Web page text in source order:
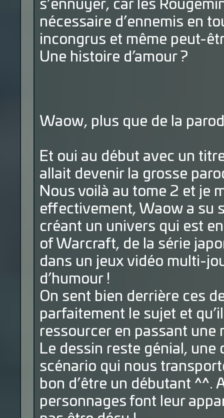
s’ennuyer, car les
nécessaire d’ennemis en
incongrus et même peut-
Une histoire d’amour ?
Waow, plus que de la
Et oui au début avec un
allait devenir la grosse
Nous voilà au tome 2 et je
effectivement, Waow a su
créant un univers qui est
of Warcraft, de la série
dans un jeux vidéo multi-
d’humour !
On sent bien derrière ces
parfaitement le sujet et
ressourcer en passant une
Le dessin reste génial,
scénario qui nous
bon d’être un débutant ^^.
personnages font leur